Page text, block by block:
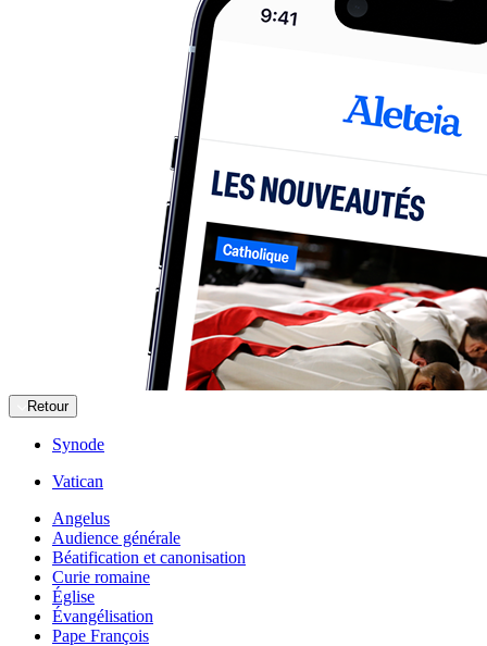
Retour
Synode
Vatican
Angelus
Audience générale
Béatification et canonisation
Curie romaine
Église
Évangélisation
Pape François